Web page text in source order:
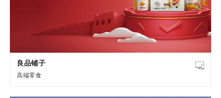
良品铺子
高端零食